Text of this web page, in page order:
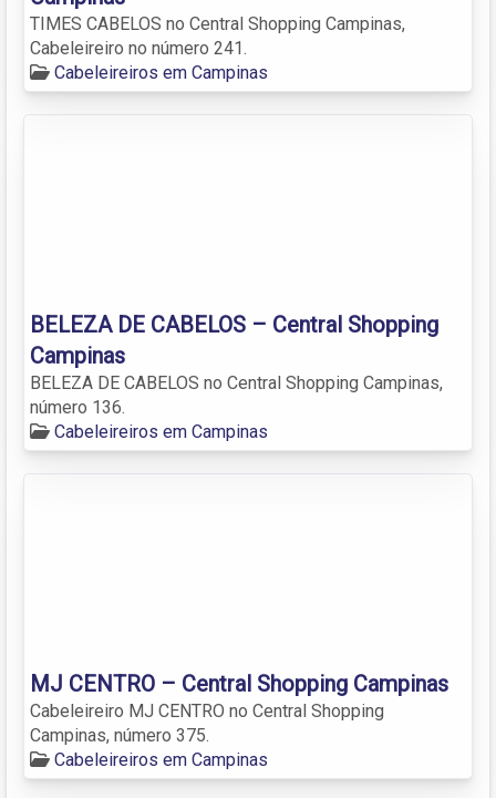
TIMES CABELOS no Central Shopping Campinas,
Cabeleireiro no número 241.
Cabeleireiros em Campinas
BELEZA DE CABELOS – Central Shopping
Campinas
BELEZA DE CABELOS no Central Shopping Campinas,
número 136.
Cabeleireiros em Campinas
MJ CENTRO – Central Shopping Campinas
Cabeleireiro MJ CENTRO no Central Shopping
Campinas, número 375.
Cabeleireiros em Campinas